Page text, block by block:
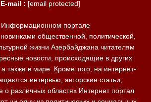
E-mail : [email protected]
портале
общественной, политической,
жизни Азербайджана читателям
новости, происходящие в других
а также в мире. Кроме того, на интернет-
интервью, авторские статьи,
о различных областях Интернет портал